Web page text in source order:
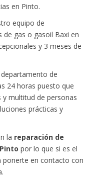
en Pinto.
equipo de
de gas o gasoil Baxi en
y 3 meses de
de
24 horas puesto que
multitud de personas
prácticas y
la reparación de
por lo que si es el
ponerte en contacto con